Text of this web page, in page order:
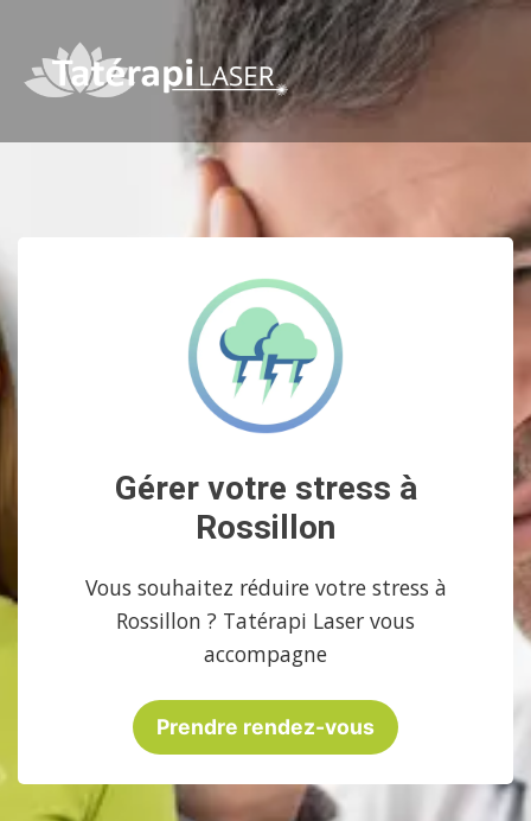
Gérer votre stress à
Rossillon
Vous souhaitez réduire votre stress à
Rossillon ? Tatérapi Laser vous
accompagne
Prendre rendez-vous